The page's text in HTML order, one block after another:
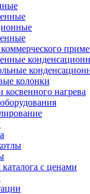
колонки
косвенного нагрева
с ценами